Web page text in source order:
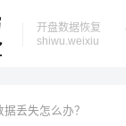
开盘数据恢复
shiwu.weixiu
丢失怎么办？